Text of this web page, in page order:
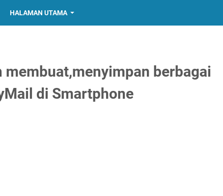
HALAMAN UTAMA
membuat,menyimpan berbagai
di Smartphone